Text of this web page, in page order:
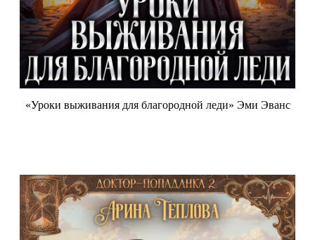
«Уроки выживания для благородной леди» Эми Эванс